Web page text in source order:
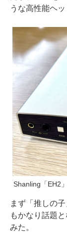
うな高性能ヘ
Shanling「EH2」
まず「推しの
もかなり話題
みた。